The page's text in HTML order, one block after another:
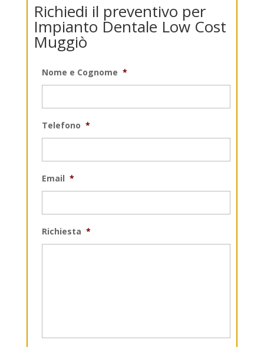
Richiedi il preventivo per
Impianto Dentale Low Cost
Muggiò
Nome e Cognome *
Telefono *
Email *
Richiesta *